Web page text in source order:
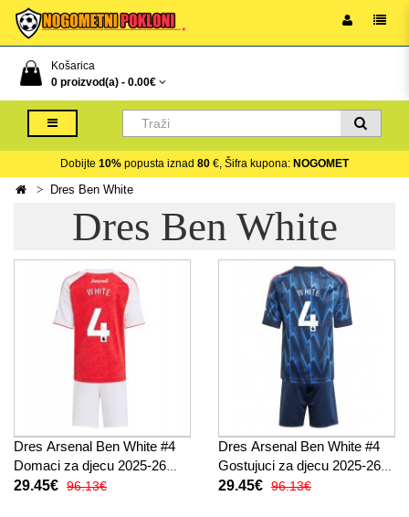
Košarica
0 proizvod(a) - 0.00€
Dobijte 10% popusta iznad 80 €, Šifra kupona: NOGOMET
Dres Ben White
Dres Ben White
Dres Arsenal Ben White #4
Domaci za djecu 2025-26
Kratak Rukav (+ kratke
29.45€ 96.13€
Dres Arsenal Ben White #4
Gostujuci za djecu 2025-26
Kratak Rukav (+ kratke
29.45€ 96.13€